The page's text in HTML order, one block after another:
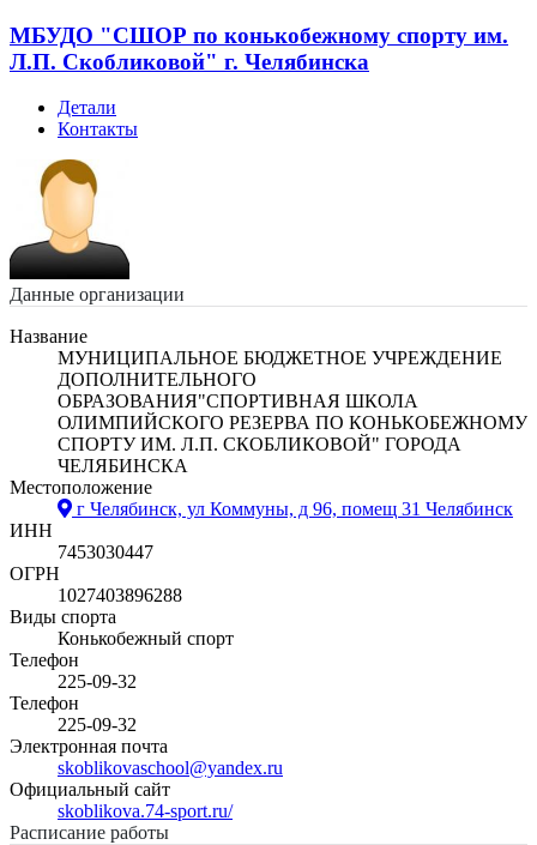
МБУДО "СШОР по конькобежному спорту им.
Л.П. Скобликовой" г. Челябинска
Детали
Контакты
Данные организации
Название
МУНИЦИПАЛЬНОЕ БЮДЖЕТНОЕ УЧРЕЖДЕНИЕ
ДОПОЛНИТЕЛЬНОГО
ОБРАЗОВАНИЯ"СПОРТИВНАЯ ШКОЛА
ОЛИМПИЙСКОГО РЕЗЕРВА ПО КОНЬКОБЕЖНОМУ
СПОРТУ ИМ. Л.П. СКОБЛИКОВОЙ" ГОРОДА
ЧЕЛЯБИНСКА
Местоположение
г Челябинск, ул Коммуны, д 96, помещ 31 Челябинск
ИНН
7453030447
ОГРН
1027403896288
Виды спорта
Конькобежный спорт
Телефон
225-09-32
Телефон
225-09-32
Электронная почта
skoblikovaschool@yandex.ru
Официальный сайт
skoblikova.74-sport.ru/
Расписание работы